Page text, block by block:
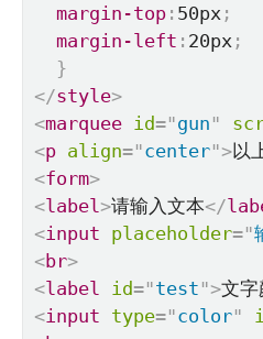
margin-top : 50px ;
margin-left : 20px ;
}
</style>
<marquee id="gun "
<p align="center">以
<form>
<label>请输入文本</
<input placeholder="
<br>
<label id="test ">文
<input type="color"